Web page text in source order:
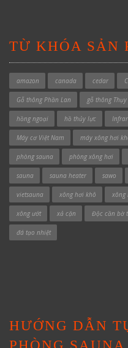
TỪ KHÓA SẢN
amazon canada cedar
Gỗ thông Phần Lan gỗ thông
hồng ngoại hồ thủy lực
Máy cơ Việt Nam máy xông hơi
phòng sauna phòng xông hơi
sauna sauna heater sawo
vietsauna xông hơi khô xông
xông ướt xả cặn Độc cần bờ
đá tạo nhiệt
HƯỚNG DẪN